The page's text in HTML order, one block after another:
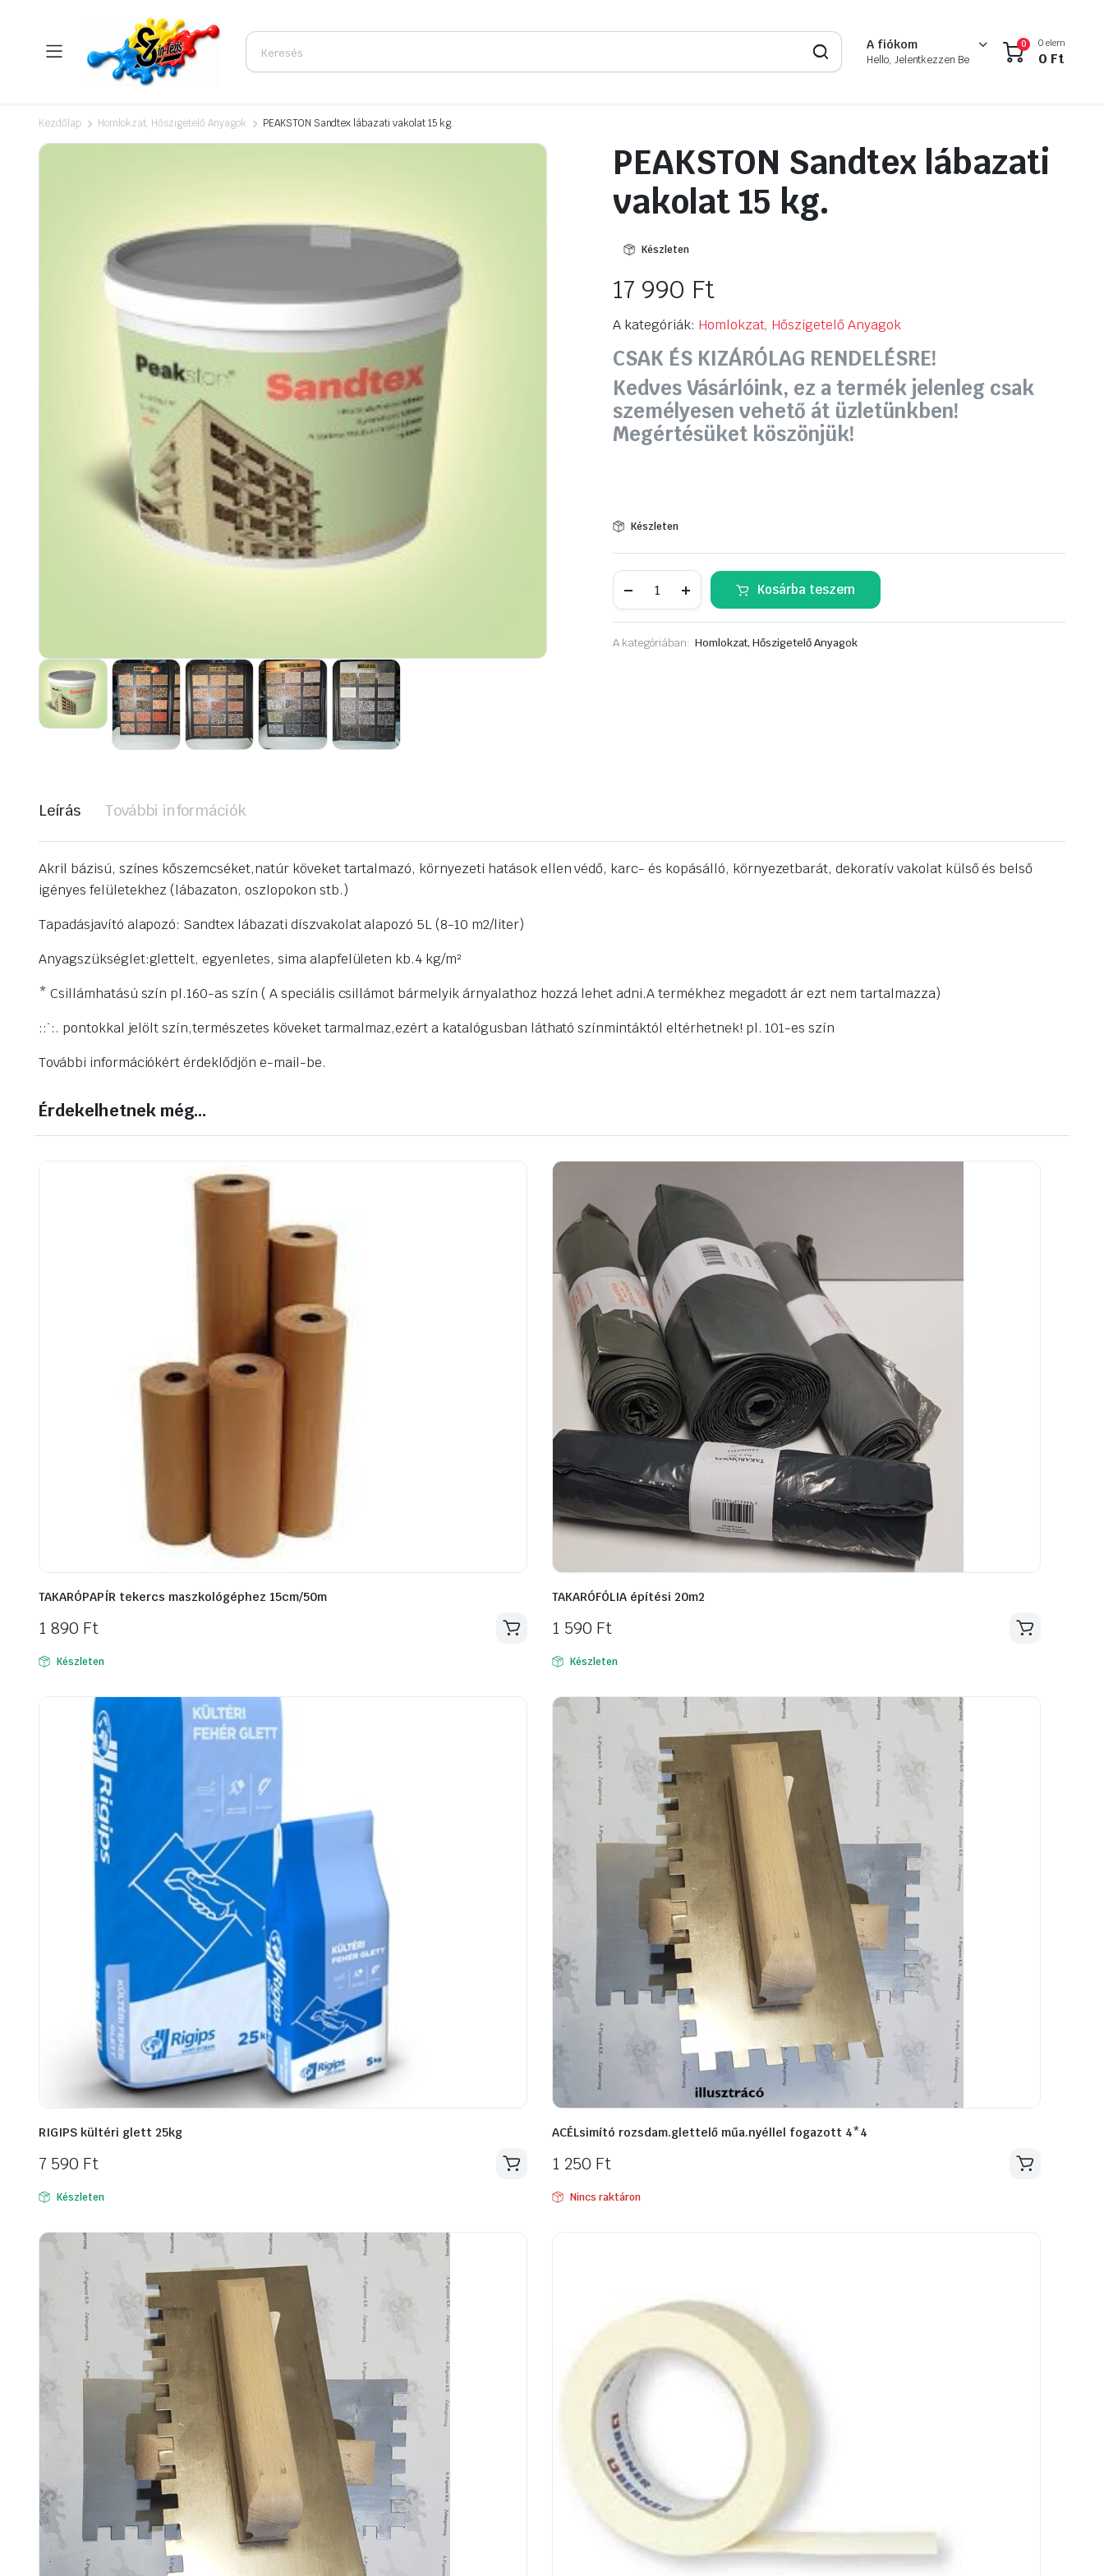
A fiókom
Hello, Jelentkezzen Be
0 0 elem
0 Ft
Kezdőlap Homlokzat, Hőszigetelő Anyagok PEAKSTON Sandtex lábazati vakolat 15 kg.
PEAKSTON Sandtex lábazati
vakolat 15 kg.
Készleten
17 990 Ft
A kategóriák: Homlokzat, Hőszigetelő Anyagok
CSAK ÉS KIZÁRÓLAG RENDELÉSRE!
Kedves Vásárlóink, ez a termék jelenleg csak
személyesen vehető át üzletünkben!
Megértésüket köszönjük!
Készleten
Sandtex
vakolat
kg.
Kosárba teszem
A kategóriában: Homlokzat, Hőszigetelő Anyagok
Leírás További információk
Akril bázisú, színes kőszemcséket,​natúr kövekettartalmazó, környezeti hatások ellen védő, karc- és kopásálló, környezetbarát, dekoratív vakolat külső és belső
igényes felületekhez (lábazaton, oszlopokon stb.)
Tapadásjavító alapozó: Sandtex lábazati díszvakolat alapozó 5L (8-10 m2/liter)
Anyagszükséglet:glettelt, egyenletes, sima alapfelületen kb.4 kg/m²
* Csillámhatású szín pl.160-as szín ( A speciális csillámot bármelyik árnyalathoz hozzá lehet adni.A termékhez megadott ár ezt nem tartalmazza)
::˙:. pontokkal jelölt szín,természetes köveket tarmalmaz,ezért a katalógusban látható színmintáktól eltérhetnek! pl. 101-es szín
További információkért érdeklődjön e-mail-be.
Érdekelhetnek még…
TAKARÓPAPÍR tekercs maszkológéphez 15cm/50m
1 890 Ft
Készleten
TAKARÓFÓLIA építési 20m2
1 590 Ft
Készleten
RIGIPS kültéri glett 25kg
7 590 Ft
Készleten
ACÉLsimító rozsdam.glettelő műa.nyéllel fogazott 4*4
1 250 Ft
Nincs raktáron